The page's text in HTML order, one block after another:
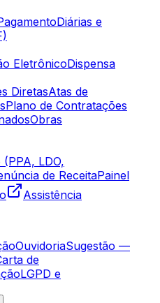
Diárias e
EletrônicoDispensa
DiretasAtas de
Plano de Contratações
Obras
LDO,
de ReceitaPainel
Assistência
OuvidoriaSugestão —
de
LGPD e